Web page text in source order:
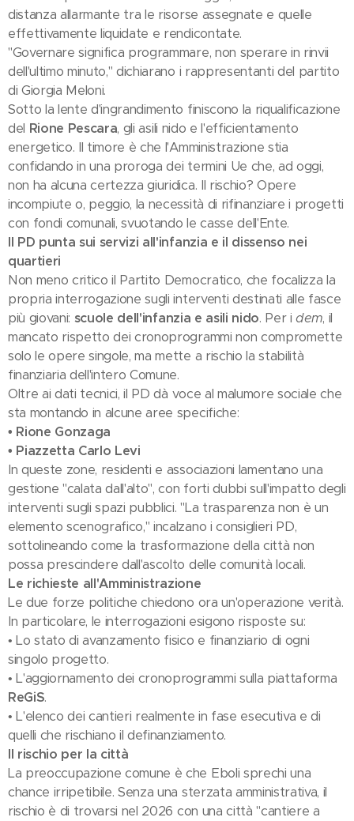
distanza allarmante tra le risorse assegnate e quelle
effettivamente liquidate e rendicontate.
"Governare significa programmare, non sperare in rinvii
dell'ultimo minuto," dichiarano i rappresentanti del partito
di Giorgia Meloni.
Sotto la lente d'ingrandimento finiscono la riqualificazione
del Rione Pescara, gli asili nido e l'efficientamento
energetico. Il timore è che l'Amministrazione stia
confidando in una proroga dei termini Ue che, ad oggi,
non ha alcuna certezza giuridica. Il rischio? Opere
incompiute o, peggio, la necessità di rifinanziare i progetti
con fondi comunali, svuotando le casse dell'Ente.
Il PD punta sui servizi all'infanzia e il dissenso nei
quartieri
Non meno critico il Partito Democratico, che focalizza la
propria interrogazione sugli interventi destinati alle fasce
più giovani: scuole dell'infanzia e asili nido. Per idem, il
mancato rispetto dei cronoprogrammi non compromette
solo le opere singole, ma mette a rischio la stabilità
finanziaria dell'intero Comune.
Oltre ai dati tecnici, il PD dà voce al malumore sociale che
sta montando in alcune aree specifiche:
• Rione Gonzaga
• Piazzetta Carlo Levi
In queste zone, residenti e associazioni lamentano una
gestione "calata dall'alto", con forti dubbi sull'impatto degli
interventi sugli spazi pubblici. "La trasparenza non è un
elemento scenografico," incalzano i consiglieri PD,
sottolineando come la trasformazione della città non
possa prescindere dall'ascolto delle comunità locali.
Le richieste all'Amministrazione
Le due forze politiche chiedono ora un'operazione verità.
In particolare, le interrogazioni esigono risposte su:
• Lo stato di avanzamento fisico e finanziario di ogni
singolo progetto.
• L'aggiornamento dei cronoprogrammi sulla piattaforma
ReGiS.
• L'elenco dei cantieri realmente in fase esecutiva e di
quelli che rischiano il definanziamento.
Il rischio per la città
La preoccupazione comune è che Eboli sprechi una
chance irripetibile. Senza una sterzata amministrativa, il
rischio è di trovarsi nel 2026 con una città "cantiere a